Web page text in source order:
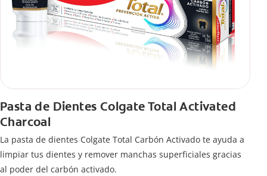
Pasta de Dientes Colgate Total Activated
Charcoal
La pasta de dientes Colgate Total Carbón Activado te ayuda a
limpiar tus dientes y remover manchas superficiales gracias
al poder del carbón activado.